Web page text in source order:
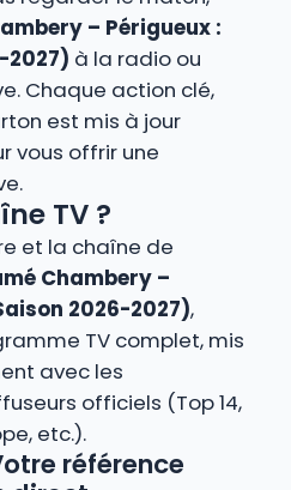
– Périgueux :
2027) à la radio ou
Chaque action clé,
est mis à jour
vous offrir une
TV ?
et la chaîne de
Chambery –
2026-2027),
TV complet, mis
avec les
officiels (Top 14,
etc.).
référence